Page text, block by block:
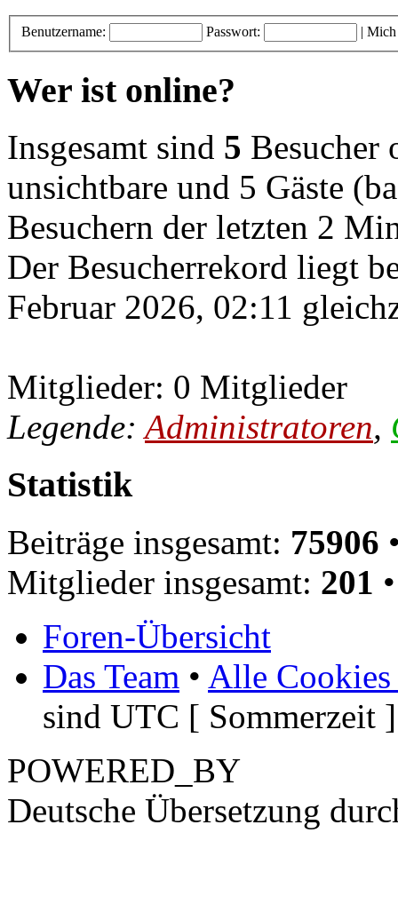
Benutzername: Passwort: | Mich
Wer ist online?
Insgesamt sind 5 Besucher
unsichtbare und 5 Gäste
Besuchern der letzten 2
Der Besucherrekord liegt
Februar 2026, 02:11
Mitglieder: 0 Mitglieder
Legende:Administratoren,
Statistik
Beiträge insgesamt: 75906
Mitglieder insgesamt: 201
Foren-Übersicht
Das Team • Alle Cookies
sind UTC [ Sommerzeit ]
POWERED_BY
Deutsche Übersetzung